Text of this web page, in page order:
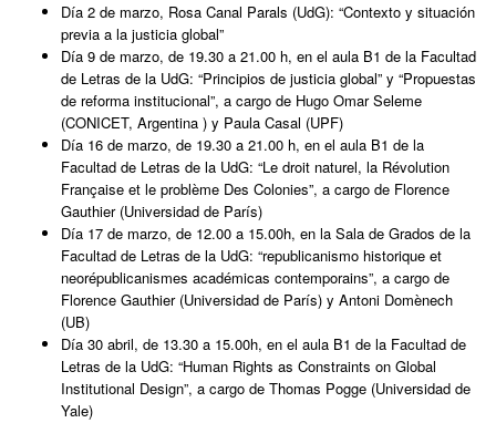
Día 2 de marzo, Rosa Canal Parals (UdG): “Contexto y situación
previa a la justicia global”
Día 9 de marzo, de 19.30 a 21.00 h, en el aula B1 de la Facultad
de Letras de la UdG: “Principios de justicia global” y “Propuestas
de reforma institucional”, a cargo de Hugo Omar Seleme
(CONICET, Argentina ) y Paula Casal (UPF)
Día 16 de marzo, de 19.30 a 21.00 h, en el aula B1 de la
Facultad de Letras de la UdG: “Le droit naturel, la Révolution
Française et le problème Des Colonies”, a cargo de Florence
Gauthier (Universidad de París)
Día 17 de marzo, de 12.00 a 15.00h, en la Sala de Grados de la
Facultad de Letras de la UdG: “republicanismo historique et
neorépublicanismes académicas contemporains”, a cargo de
Florence Gauthier (Universidad de París) y Antoni Domènech
(UB)
Día 30 abril, de 13.30 a 15.00h, en el aula B1 de la Facultad de
Letras de la UdG: “Human Rights as Constraints on Global
Institutional Design”, a cargo de Thomas Pogge (Universidad de
Yale)